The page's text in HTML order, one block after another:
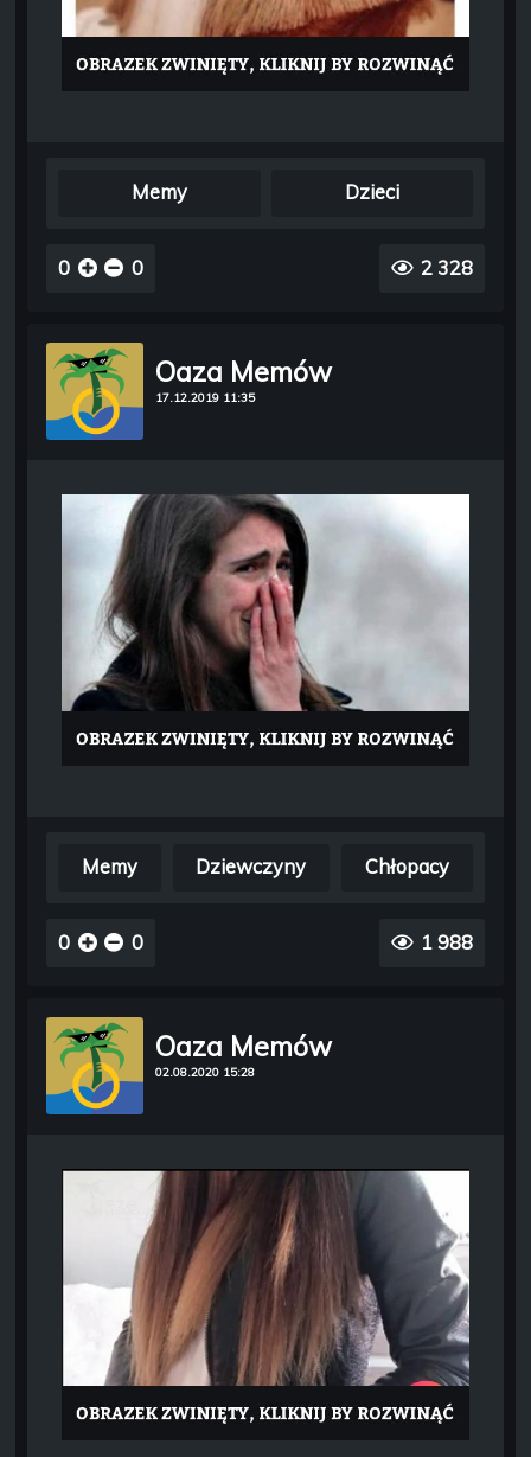
Memy Dzieci
0 0 2 328
Oaza Memów
17.12.2019 11:35
Memy Dziewczyny Chłopacy
0 0 1 988
Oaza Memów
02.08.2020 15:28